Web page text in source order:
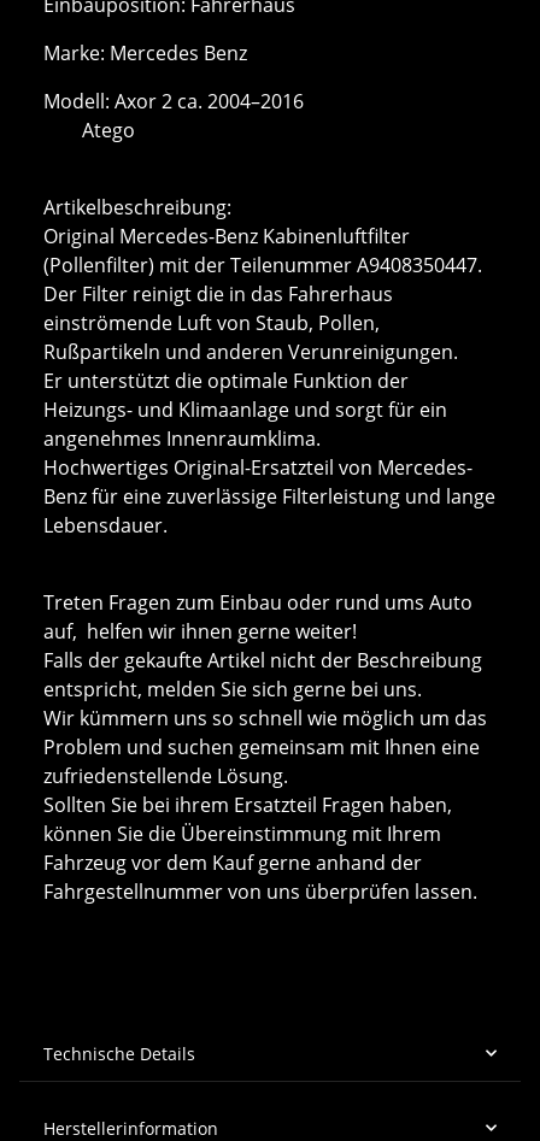
Marke: Mercedes Benz
Modell: Axor 2 ca. 2004–2016
Atego
Artikelbeschreibung:
Original Mercedes-Benz Kabinenluftfilter
(Pollenfilter) mit der Teilenummer A9408350447.
Der Filter reinigt die in das Fahrerhaus
einströmende Luft von Staub, Pollen,
Rußpartikeln und anderen Verunreinigungen.
Er unterstützt die optimale Funktion der
Heizungs- und Klimaanlage und sorgt für ein
angenehmes Innenraumklima.
Hochwertiges Original-Ersatzteil von Mercedes-
Benz für eine zuverlässige Filterleistung und lange
Lebensdauer.
Treten Fragen zum Einbau oder rund ums Auto
auf, helfen wir ihnen gerne weiter!
Falls der gekaufte Artikel nicht der Beschreibung
entspricht, melden Sie sich gerne bei uns.
Wir kümmern uns so schnell wie möglich um das
Problem und suchen gemeinsam mit Ihnen eine
zufriedenstellende Lösung.
Sollten Sie bei ihrem Ersatzteil Fragen haben,
können Sie die Übereinstimmung mit Ihrem
Fahrzeug vor dem Kauf gerne anhand der
Fahrgestellnummer von uns überprüfen lassen.
Technische Details
Herstellerinformation